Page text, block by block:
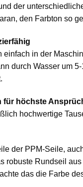
der
den Farbton so
einfach in der
durch Wasser um
für höchste
hochwertige
der PPM-Seile,
robuste Rundseil
das die Farbe